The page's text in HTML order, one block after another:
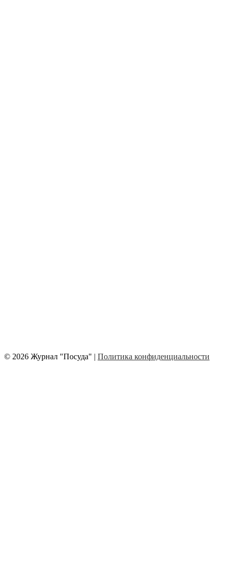
© 2026 Журнал "Посуда" | Политика конфиденциальности